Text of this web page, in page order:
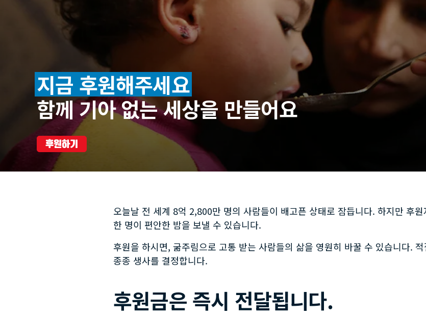
지금 후원해주세요
함께 기아 없는 세상을 만들어요
후원하기
오늘날 전 세계 8억 2,800만 명의 사람들이 배고픈 상태로 잠듭니다. 하지만 후
한 명이 편안한 밤을 보낼 수 있습니다.
후원을 하시면, 굶주림으로 고통 받는 사람들의 삶을 영원히 바꿀 수 있습니다.
종종 생사를 결정합니다.
후원금은 즉시 전달됩니다.